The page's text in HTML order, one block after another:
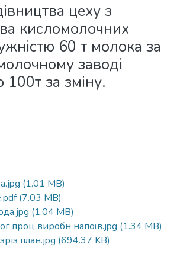
цеху з
кисломолочних
60 т молока за
заводі
100т за зміну.
(1.01 MB)
(7.03 MB)
(1.04 MB)
проц виробн напоїв.jpg (1.34 MB)
план.jpg (694.37 KB)